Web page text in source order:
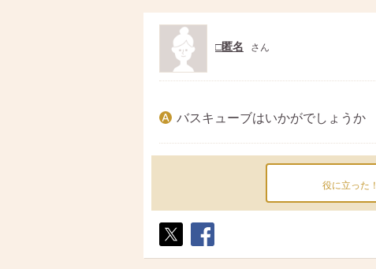
□匿名 さん
バスキューブはいかがでしょうか
役に立った！
ト
ア